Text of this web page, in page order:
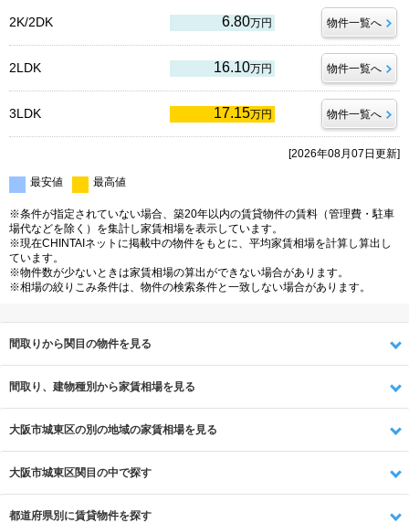
2K/2DK 6.80万円 物件一覧へ
2LDK 16.10万円 物件一覧へ
3LDK 17.15万円 物件一覧へ
[2026年08月07日更新]
最安値 最高値
※条件が指定されていない場合、築20年以内の賃貸物件の賃料（管理費・駐車
場代などを除く）を集計し家賃相場を表示しています。
※現在CHINTAIネットに掲載中の物件をもとに、平均家賃相場を計算し算出し
ています。
※物件数が少ないときは家賃相場の算出ができない場合があります。
※相場の絞りこみ条件は、物件の検索条件と一致しない場合があります。
間取りから関目の物件を見る
間取り、建物種別から家賃相場を見る
大阪市城東区の別の地域の家賃相場を見る
大阪市城東区関目の中で探す
都道府県別に賃貸物件を探す